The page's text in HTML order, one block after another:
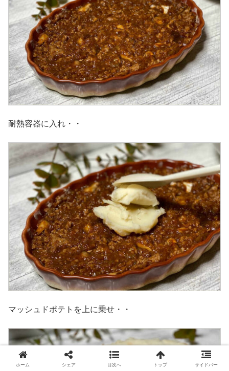
耐熱容器に入れ・・
マッシュドポテトを上に乗せ・・
ホーム シェア 目次へ トップ サイドバー